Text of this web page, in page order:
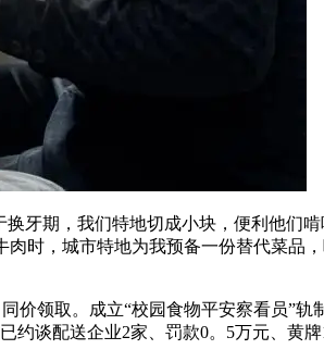
期，我们特地切成小块，便利他们啃
时，城市特地为我预备一份替代菜品
领取。成立“校园食物平安察看员”轨
谈配送企业2家、罚款0。5万元、黄牌